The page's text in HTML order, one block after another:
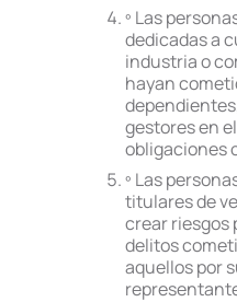
º Las
dedicadas a
industria o
hayan
gestores en
obligaciones
º Las
titulares de
crear riesgos
delitos
aquellos por